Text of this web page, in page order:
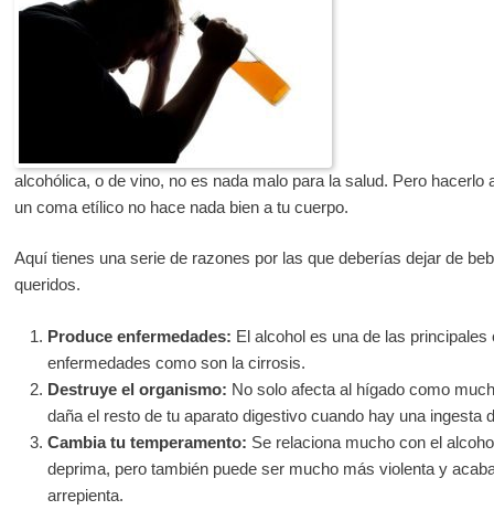
alcohólica, o de vino, no es nada malo para la salud. Pero hacerlo
un coma etílico no hace nada bien a tu cuerpo.
Aquí tienes una serie de razones por las que deberías dejar de
queridos.
Produce enfermedades: El alcohol es una de las
enfermedades como son la cirrosis.
Destruye el organismo: No solo afecta al hígado como
daña el resto de tu aparato digestivo cuando hay una ingesta
Cambia tu temperamento: Se relaciona mucho con el
deprima, pero también puede ser mucho más violenta y
arrepienta.